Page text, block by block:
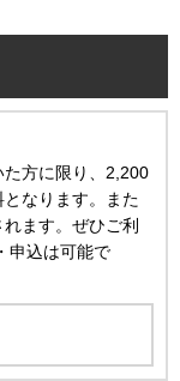
方に限り、2,200
なります。また
ます。ぜひご利
申込は可能で